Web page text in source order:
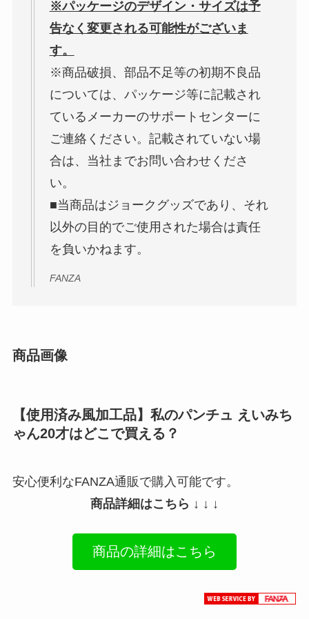
※パッケージのデザイン・サイズは予
告なく変更される可能性がございま
す。
※商品破損、部品不足等の初期不良品
については、パッケージ等に記載され
ているメーカーのサポートセンターに
ご連絡ください。記載されていない場
合は、当社までお問い合わせくださ
い。
■当商品はジョークグッズであり、それ
以外の目的でご使用された場合は責任
を負いかねます。
FANZA
商品画像
【使用済み風加工品】私のパンチュ えいみち
ゃん20才はどこで買える？
安心便利なFANZA通販で購入可能です。
商品詳細はこちら ↓ ↓ ↓
商品の詳細はこちら